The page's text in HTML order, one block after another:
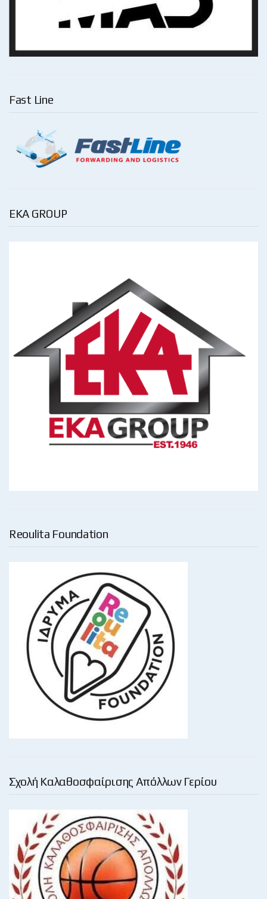
Fast Line
EKA GROUP
Reoulita Foundation
Σχολή Καλαθοσφαίρισης Απόλλων Γερίου